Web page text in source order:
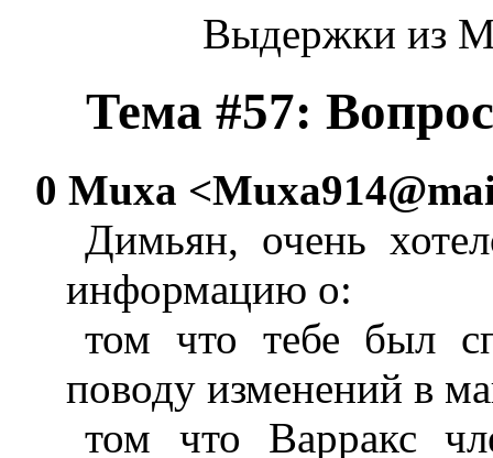
Выдержки из
Тема #57:
0 Muxa <
Димьян, очень
информацию о:
том что тебе был
поводу изменений в
том что Варракс